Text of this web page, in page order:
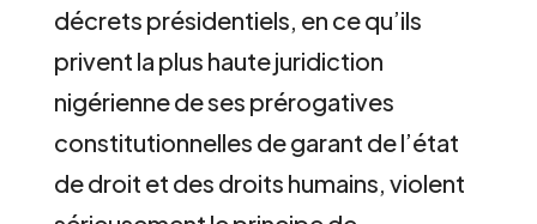
décrets présidentiels, en ce qu’ils
privent la plus haute juridiction
nigérienne de ses prérogatives
constitutionnelles de garant de l’état
de droit et des droits humains, violent